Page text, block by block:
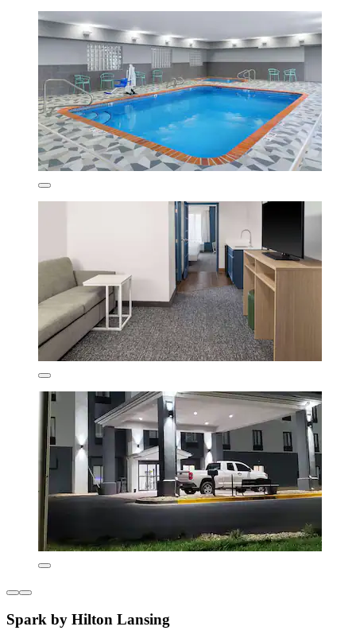
Spark by Hilton Lansing